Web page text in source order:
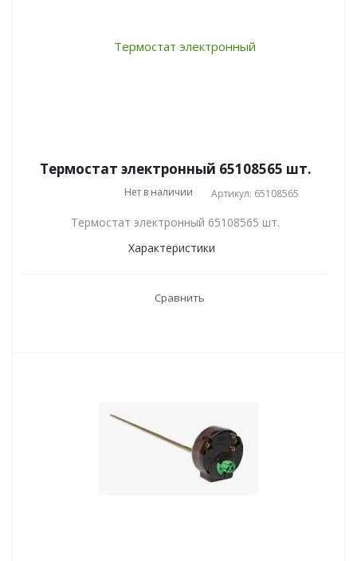
Термостат электронный 65108565 шт.
Нет в наличии Артикул: 65108565
Термостат электронный 65108565 шт.
Характеристики
Сравнить